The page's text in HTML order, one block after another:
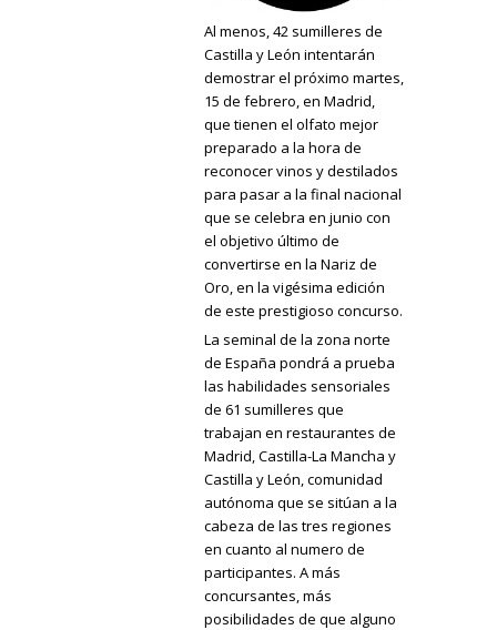
Al menos, 42 sumilleres de
Castilla y León intentarán
demostrar el próximo martes,
15 de febrero, en Madrid,
que tienen el olfato mejor
preparado a la hora de
reconocer vinos y destilados
para pasar a la final nacional
que se celebra en junio con
el objetivo último de
convertirse en la Nariz de
Oro, en la vigésima edición
de este prestigioso concurso.
La seminal de la zona norte
de España pondrá a prueba
las habilidades sensoriales
de 61 sumilleres que
trabajan en restaurantes de
Madrid, Castilla-La Mancha y
Castilla y León, comunidad
autónoma que se sitúan a la
cabeza de las tres regiones
en cuanto al numero de
participantes. A más
concursantes, más
posibilidades de que alguno